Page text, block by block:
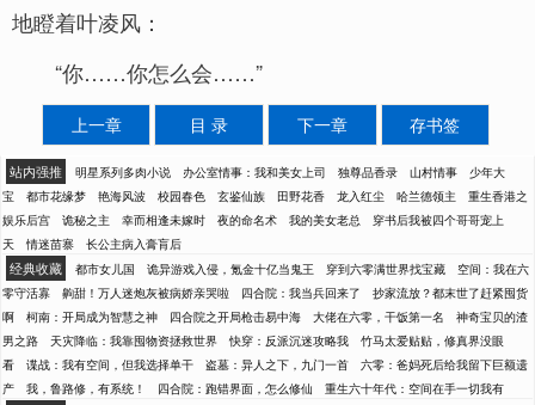
地瞪着叶凌风：
“你……你怎么会……”
上一章 目 录 下一章 存书签
站内强推 明星系列多肉小说 办公室情事：我和美女上司 独尊品香录 山村情事
少年大
宝
都市花缘梦 艳海风波 校园春色 玄鉴仙族 田野花香 龙入红尘 哈兰德领主
重生香港之
娱乐后宫
诡秘之主 幸而相逢未嫁时 夜的命名术 我的美女老总
穿书后我被四个哥哥宠上
天
情迷苗寨 长公主病入膏肓后
经典收藏 都市女儿国 诡异游戏入侵，氪金十亿当鬼王 穿到六零满世界找宝藏
空间：我在六
零守活寡
齁甜！万人迷炮灰被病娇亲哭啦 四合院：我当兵回来了
抄家流放？都末世了赶紧囤货
啊
柯南：开局成为智慧之神 四合院之开局枪击易中海 大佬在六零，干饭第一名
神奇宝贝的渣
男之路
天灾降临：我靠囤物资拯救世界 快穿：反派沉迷攻略我
竹马太爱贴贴，修真界没眼
看
谍战：我有空间，但我选择单干 盗墓：异人之下，九门一首
六零：爸妈死后给我留下巨额遗
产
我，鲁路修，有系统！ 四合院：跑错界面，怎么修仙 重生六十年代：空间在手一切我有